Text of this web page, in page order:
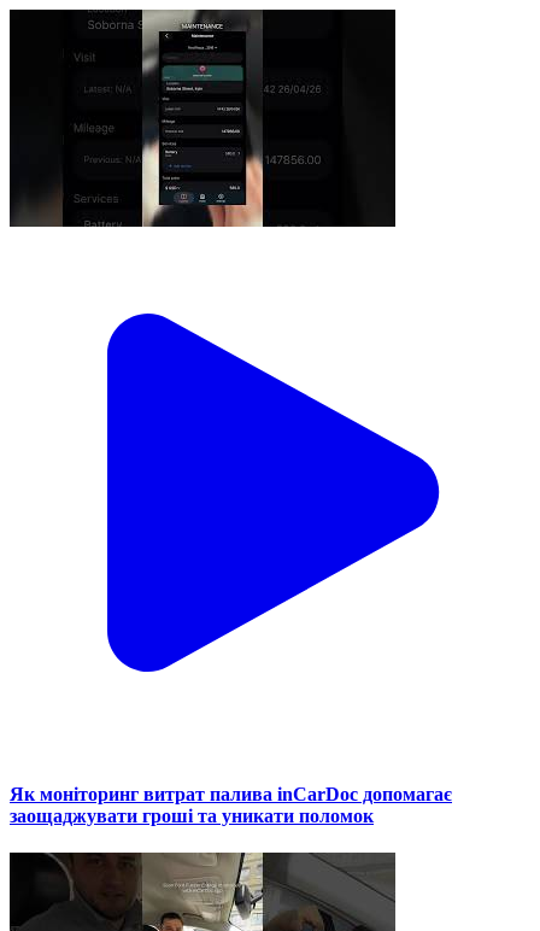
Як моніторинг витрат палива inCarDoc допомагає
заощаджувати гроші та уникати поломок